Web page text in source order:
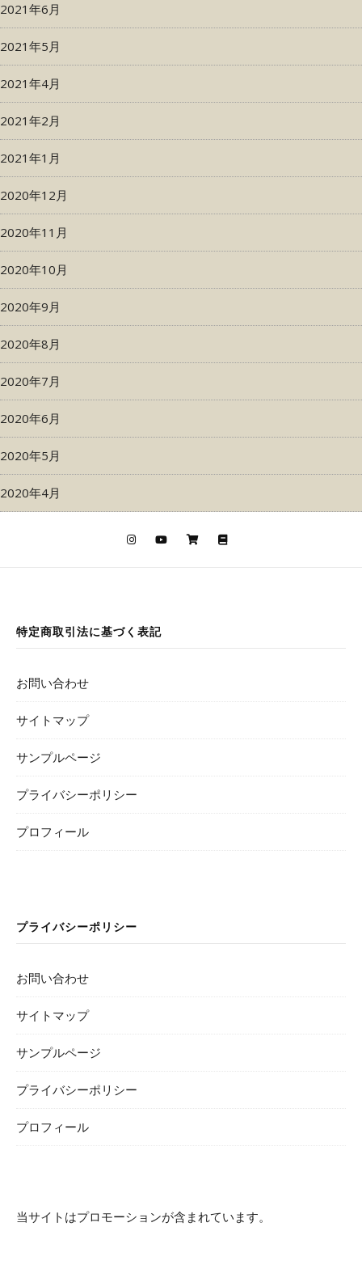
2021年6月
2021年5月
2021年4月
2021年2月
2021年1月
2020年12月
2020年11月
2020年10月
2020年9月
2020年8月
2020年7月
2020年6月
2020年5月
2020年4月
特定商取引法に基づく表記
お問い合わせ
サイトマップ
サンプルページ
プライバシーポリシー
プロフィール
プライバシーポリシー
お問い合わせ
サイトマップ
サンプルページ
プライバシーポリシー
プロフィール
当サイトはプロモーションが含まれています。